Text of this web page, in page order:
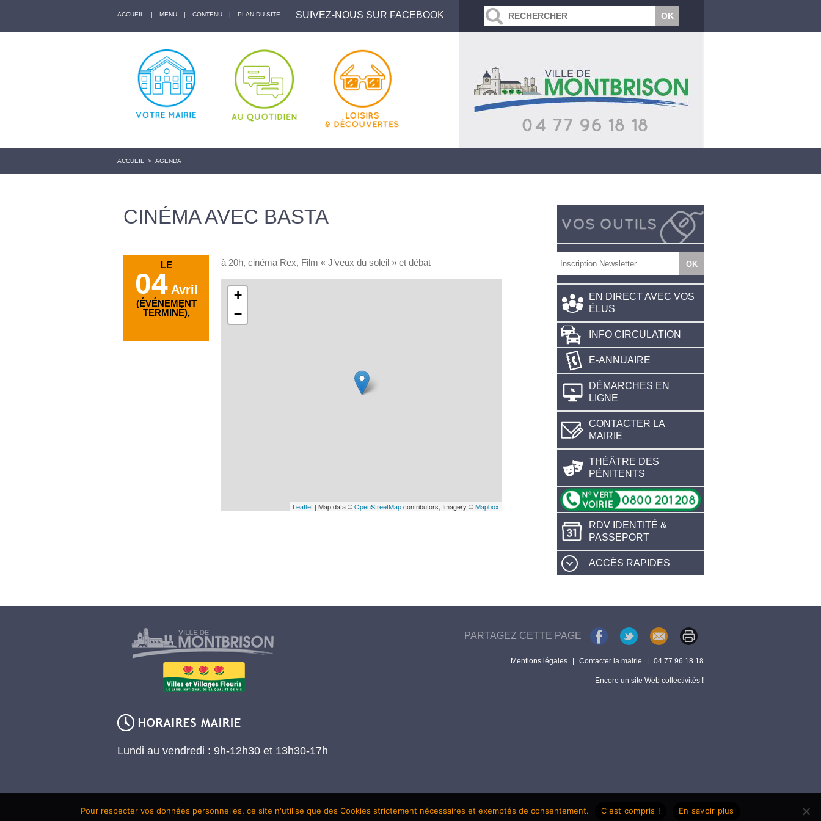
ACCUEIL | MENU | CONTENU | PLAN DU SITE SUIVEZ-NOUS SUR FACEBOOK
ACCUEIL > AGENDA
CINÉMA AVEC BASTA
LE
04 Avril
(ÉVÉNEMENT
TERMINÉ),
à 20h, cinéma Rex, Film « J’veux du soleil » et débat
+
−
Leaflet | Map data ©OpenStreetMapcontributors, Imagery ©Mapbox
EN DIRECT AVEC VOS
ÉLUS
INFO CIRCULATION
E-ANNUAIRE
DÉMARCHES EN
LIGNE
CONTACTER LA
MAIRIE
THÉÂTRE DES
PÉNITENTS
RDV IDENTITÉ &
PASSEPORT
ACCÈS RAPIDES
Lundi au vendredi : 9h-12h30 et 13h30-17h
PARTAGEZ CETTE PAGE
Mentions légales Contacter la mairie 04 77 96 18 18
Encore un site Web collectivités !
Pour respecter vos données personnelles, ce site n'utilise que des Cookies strictement nécessaires et exemptés de consentement. C'est compris ! En savoir plus